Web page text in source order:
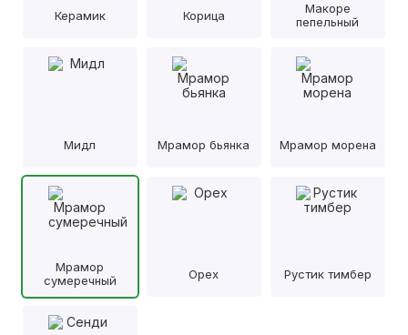
Керамик Корица
Макоре
пепельный
Мидл Мрамор бьянка Мрамор морена
Мрамор
сумеречный
Орех Рустик тимбер